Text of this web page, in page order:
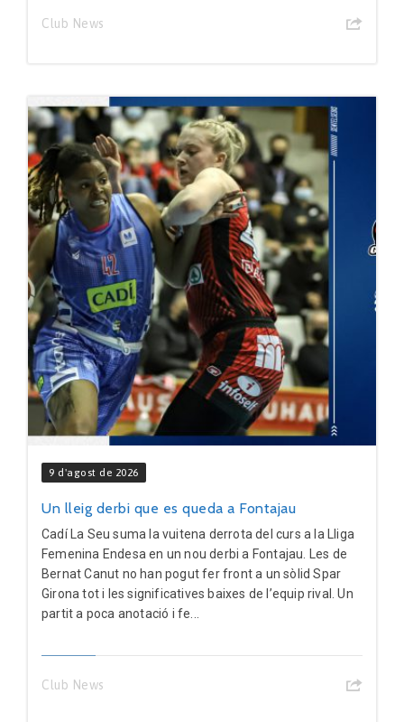
Club News
9 d'agost de 2026
Un lleig derbi que es queda a Fontajau
Cadí La Seu suma la vuitena derrota del curs a la Lliga
Femenina Endesa en un nou derbi a Fontajau. Les de
Bernat Canut no han pogut fer front a un sòlid Spar
Girona tot i les significatives baixes de l’equip rival. Un
partit a poca anotació i fe...
Club News